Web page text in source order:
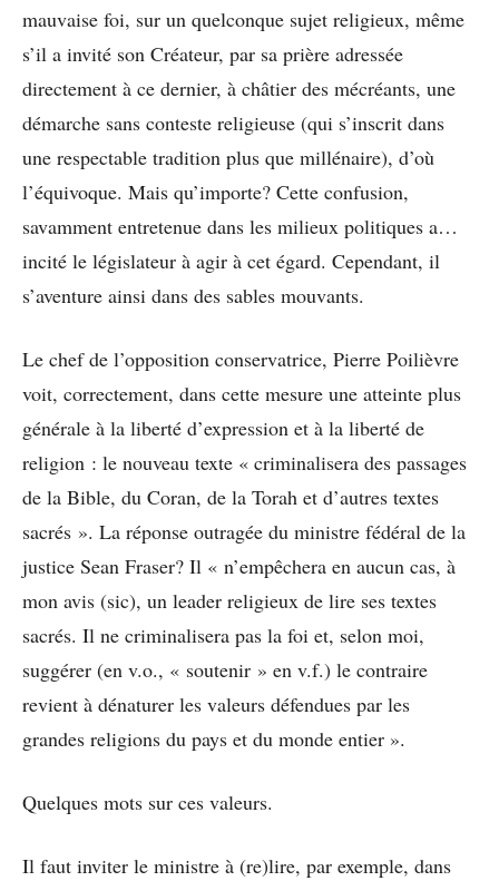
mauvaise foi, sur un quelconque sujet religieux, même
s’il a invité son Créateur, par sa prière adressée
directement à ce dernier, à châtier des mécréants, une
démarche sans conteste religieuse (qui s’inscrit dans
une respectable tradition plus que millénaire), d’où
l’équivoque. Mais qu’importe? Cette confusion,
savamment entretenue dans les milieux politiques a…
incité le législateur à agir à cet égard. Cependant, il
s’aventure ainsi dans des sables mouvants.
Le chef de l’opposition conservatrice, Pierre Poilièvre
voit, correctement, dans cette mesure une atteinte plus
générale à la liberté d’expression et à la liberté de
religion : le nouveau texte « criminalisera des passages
de la Bible, du Coran, de la Torah et d’autres textes
sacrés ». La réponse outragée du ministre fédéral de la
justice Sean Fraser? Il « n’empêchera en aucun cas, à
mon avis (sic), un leader religieux de lire ses textes
sacrés. Il ne criminalisera pas la foi et, selon moi,
suggérer (en v.o., « soutenir » en v.f.) le contraire
revient à dénaturer les valeurs défendues par les
grandes religions du pays et du monde entier ».
Quelques mots sur ces valeurs.
Il faut inviter le ministre à (re)lire, par exemple, dans